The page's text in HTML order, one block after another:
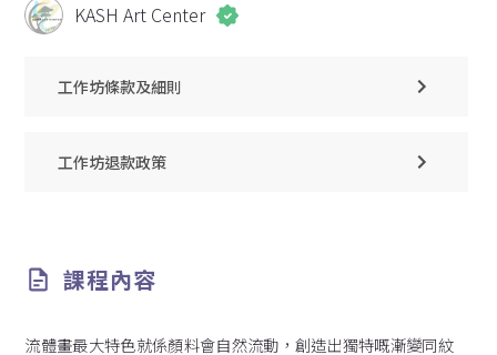
KASH Art Center
工作坊條款及細則
工作坊退款政策
課程內容
流體畫最大特色就係顏料會自然流動，創造出獨特嘅漸變同紋